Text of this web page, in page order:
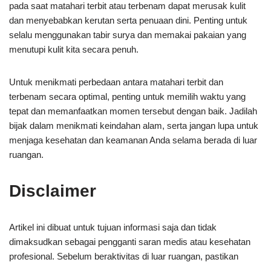
pada saat matahari terbit atau terbenam dapat merusak kulit
dan menyebabkan kerutan serta penuaan dini. Penting untuk
selalu menggunakan tabir surya dan memakai pakaian yang
menutupi kulit kita secara penuh.
Untuk menikmati perbedaan antara matahari terbit dan
terbenam secara optimal, penting untuk memilih waktu yang
tepat dan memanfaatkan momen tersebut dengan baik. Jadilah
bijak dalam menikmati keindahan alam, serta jangan lupa untuk
menjaga kesehatan dan keamanan Anda selama berada di luar
ruangan.
Disclaimer
Artikel ini dibuat untuk tujuan informasi saja dan tidak
dimaksudkan sebagai pengganti saran medis atau kesehatan
profesional. Sebelum beraktivitas di luar ruangan, pastikan